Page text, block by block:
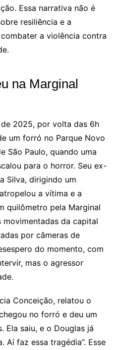
Essa narrativa não é
resiliência e a
a violência contra
na Marginal
2025, por volta das 6h
um forró no Parque Novo
São Paulo, quando uma
para o horror. Seu ex-
Silva, dirigindo um
a vítima e a
quilômetro pela Marginal
movimentadas da capital
por câmeras de
do momento, com
mas o agressor
Conceição, relatou o
no forró e deu um
Ela saiu, e o Douglas já
Aí faz essa tragédia”. Esse